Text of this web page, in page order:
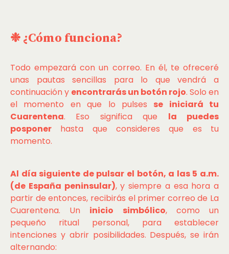
❉ ¿Cómo funciona?
Todo empezará con un correo. En él, te ofreceré
unas pautas sencillas para lo que vendrá a
continuación y encontrarás un botón rojo. Solo en
el momento en que lo pulses se iniciará tu
Cuarentena. Eso significa que la puedes
posponer hasta que consideres que es tu
momento.
Al día siguiente de pulsar el botón, a las 5 a.m.
(de España peninsular), y siempre a esa hora a
partir de entonces, recibirás el primer correo de La
Cuarentena. Un inicio simbólico, como un
pequeño ritual personal, para establecer
intenciones y abrir posibilidades. Después, se irán
alternando: